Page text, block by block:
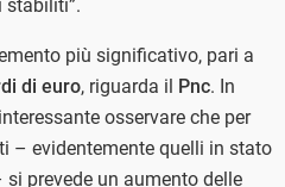
stabiliti”.
più significativo, pari a
di euro, riguarda il Pnc. In
osservare che per
– evidentemente quelli in stato
prevede un aumento delle